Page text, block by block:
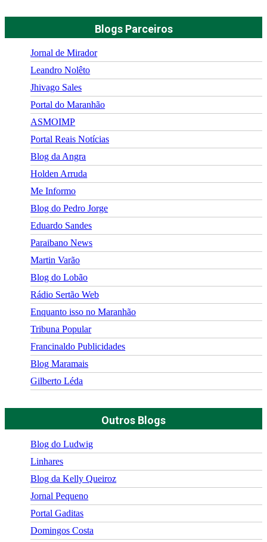
Blogs Parceiros
Jornal de Mirador
Leandro Nolêto
Jhivago Sales
Portal do Maranhão
ASMOIMP
Portal Reais Notí­cias
Blog da Angra
Holden Arruda
Me Informo
Blog do Pedro Jorge
Eduardo Sandes
Paraibano News
Martin Varão
Blog do Lobão
Rádio Sertão Web
Enquanto isso no Maranhão
Tribuna Popular
Francinaldo Publicidades
Blog Maramais
Gilberto Léda
Outros Blogs
Blog do Ludwig
Linhares
Blog da Kelly Queiroz
Jornal Pequeno
Portal Gaditas
Domingos Costa